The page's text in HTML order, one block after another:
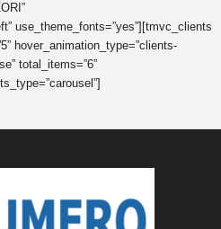
use_theme_fonts=”yes”][tmvc_clients
hover_animation_type=”clients-
total_items=”6”